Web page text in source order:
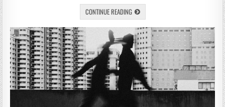
CONTINUE READING